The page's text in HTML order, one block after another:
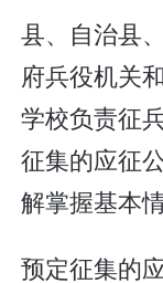
县、自治县
府兵役机关
学校负责征
征集的应征
解掌握基本情
预定征集的